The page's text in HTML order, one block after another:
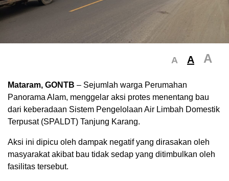
A A A
Mataram, GONTB – Sejumlah warga Perumahan
Panorama Alam, menggelar aksi protes menentang bau
dari keberadaan Sistem Pengelolaan Air Limbah Domestik
Terpusat (SPALDT) Tanjung Karang.
Aksi ini dipicu oleh dampak negatif yang dirasakan oleh
masyarakat akibat bau tidak sedap yang ditimbulkan oleh
fasilitas tersebut.